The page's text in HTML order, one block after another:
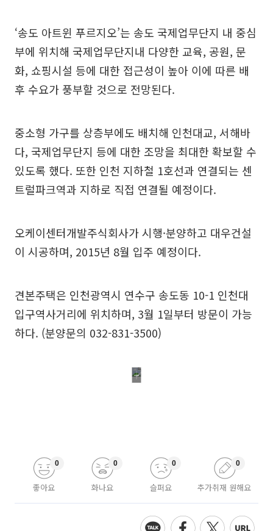
‘송도 아트윈 푸르지오’는 송도 국제업무단지 내 중심
부에 위치해 국제업무단지내 다양한 교육, 공원, 문
화, 쇼핑시설 등에 대한 접근성이 높아 이에 따른 배
후 수요가 풍부할 것으로 전망된다.
중소형 가구를 상층부에도 배치해 인천대교, 서해바
다, 국제업무단지 등에 대한 조망을 최대한 확보할 수
있도록 했다. 또한 인천 지하철 1호선과 연결되는 센
트럴파크역과 지하로 직접 연결될 예정이다.
오케이센터개발주식회사가 시행·분양하고 대우건설
이 시공하며, 2015년 8월 입주 예정이다.
견본주택은 인천광역시 연수구 송도동 10-1 인천대
입구역사거리에 위치하며, 3월 1일부터 방문이 가능
하다. (분양문의 032-831-3500)
좋아요
0
화나요
0
슬퍼요
0
추가취재 원해요
0